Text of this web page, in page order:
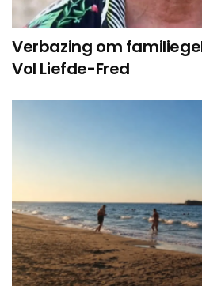
Verbazing om
Vol Liefde-Fred